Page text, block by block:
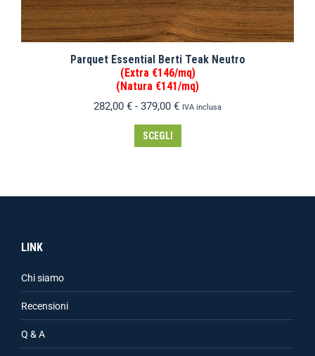
Parquet Essential Berti Teak Neutro
(Extra €146/mq)
(Natura €141/mq)
282,00 € - 379,00 € IVA inclusa
SCEGLI
LINK
Chi siamo
Recensioni
Q & A